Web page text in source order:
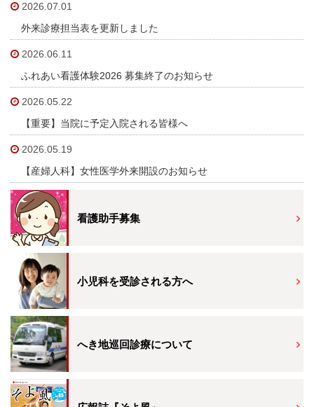
医事課
薬剤部
臨床検査部門
放射線科
栄養課
臨床工学技術課
訪問看護ステーション
医療安全推進室
診療
2026.07.01
外来診療担当表を更新しました
2026.06.11
ふれあい看護体験2026 募集終了のお知らせ
2026.05.22
【重要】当院に予定入院される皆様へ
2026.05.19
【産婦人科】女性医学外来開設のお知らせ
看護助手募集
小児科を受診される方へ
へき地巡回診療について